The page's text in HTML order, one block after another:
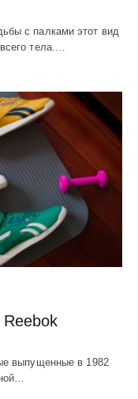
с палками этот вид
тела.…
Reebok
выпущенные в 1982